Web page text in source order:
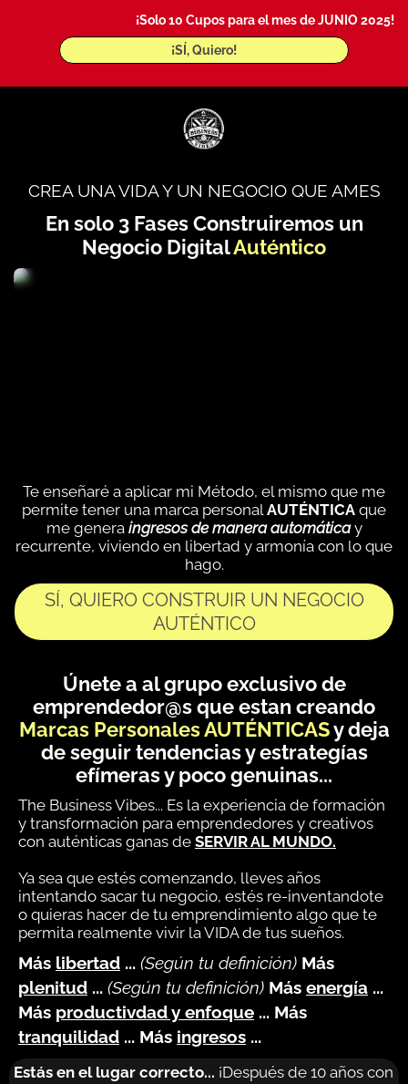
¡Solo 10 Cupos para el mes de JUNIO 2025!
¡SÍ, Quiero!
CREA UNA VIDA Y UN NEGOCIO QUE AMES
En solo 3 Fases Construiremos un
Negocio DigitalAuténtico
Te enseñaré a aplicar mi Método, el mismo que me
permite tener una marca personalAUTÉNTICA que
me genera ingresos de manera automáticay
recurrente, viviendo en libertad y armonía con lo que
hago.
SÍ, QUIERO CONSTRUIR UN NEGOCIO
AUTÉNTICO
Únete a al grupo exclusivo de
emprendedor@s que estan creando
Marcas Personales AUTÉNTICASy deja
de seguir tendencias y estrategías
efímeras y poco genuinas...
The Business Vibes... Es la experiencia de formación
y transformación para emprendedores y creativos
con auténticas ganas de SERVIR AL MUNDO.
Ya sea que estés comenzando, lleves años
intentando sacar tu negocio, estés re-inventandote
o quieras hacer de tu emprendimiento algo que te
permita realmente vivir la VIDA de tus sueños.
Más libertad ... (Según tu definición) Más
plenitud ... (Según tu definición) Más energía ...
Más productivdad y enfoque ... Más
tranquilidad ... Más ingresos ...
Estás en el lugar correcto... ¡Después de 10 años con